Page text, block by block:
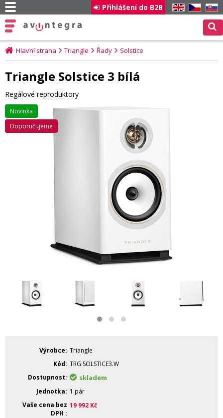
EN CZ SK
Přihlášení do B2B
Hlavní strana Triangle Řady Solstice
Triangle Solstice 3 bílá
Regálové reproduktory
Novinka
Doporučujeme
Výrobce Triangle
Kód TRG.SOLSTICE3.W
Dostupnost
skladem
Jednotka
1 pár
Vaše cena bez
DPH
19 992 Kč